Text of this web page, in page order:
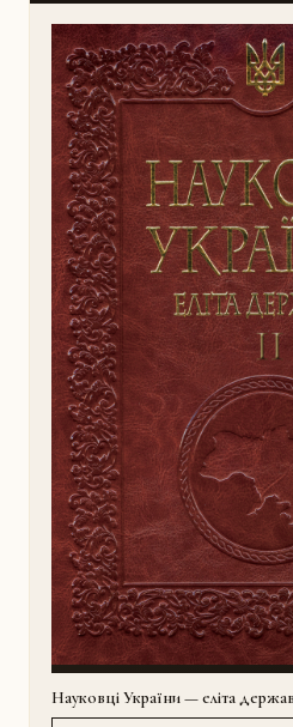
Науковці України — еліта